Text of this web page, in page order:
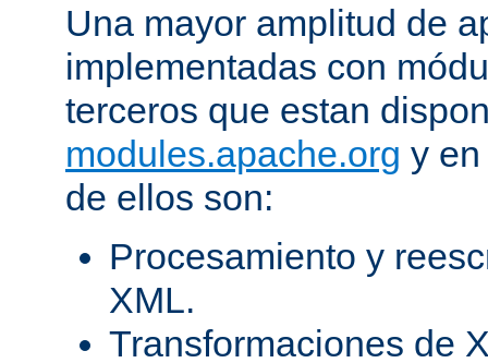
Una mayor amplitud de
implementadas con
terceros que estan
modules.apache.org y
de ellos son:
Procesamiento y
XML.
Transformaciones de